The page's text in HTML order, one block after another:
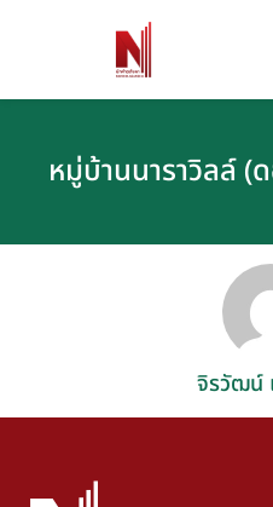
หมู่บ้านนาราวิลล์
จิรวัฒน์